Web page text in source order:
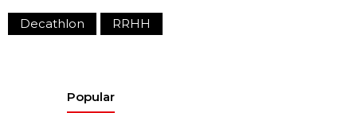
Decathlon RRHH
Popular